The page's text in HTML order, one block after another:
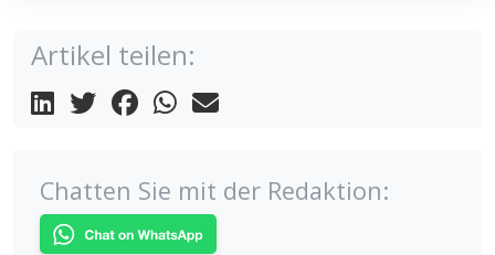
Artikel teilen:
Chatten Sie mit der Redaktion: